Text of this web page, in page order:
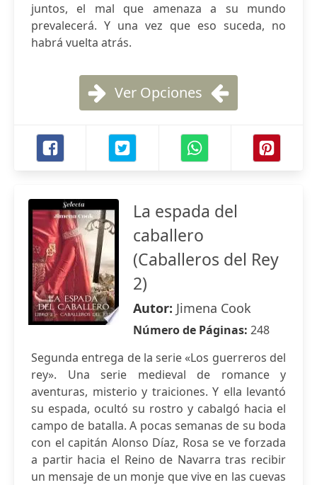
juntos, el mal que amenaza a su mundo
prevalecerá. Y una vez que eso suceda, no
habrá vuelta atrás.
Ver Opciones
La espada del
caballero
(Caballeros del Rey
2)
Autor: Jimena Cook
Número de Páginas: 248
Segunda entrega de la serie «Los guerreros del
rey». Una serie medieval de romance y
aventuras, misterio y traiciones. Y ella levantó
su espada, ocultó su rostro y cabalgó hacia el
campo de batalla. A pocas semanas de su boda
con el capitán Alonso Díaz, Rosa se ve forzada
a partir hacia el Reino de Navarra tras recibir
un mensaje de un monje que vive en las cuevas